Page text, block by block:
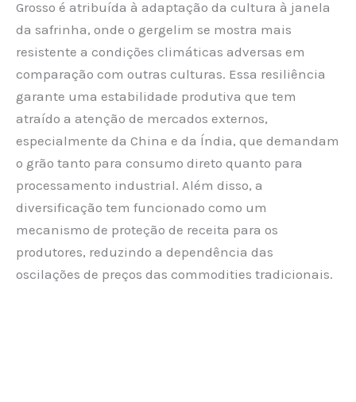
Grosso é atribuída à adaptação da cultura à janela
da safrinha, onde o gergelim se mostra mais
resistente a condições climáticas adversas em
comparação com outras culturas. Essa resiliência
garante uma estabilidade produtiva que tem
atraído a atenção de mercados externos,
especialmente da China e da Índia, que demandam
o grão tanto para consumo direto quanto para
processamento industrial. Além disso, a
diversificação tem funcionado como um
mecanismo de proteção de receita para os
produtores, reduzindo a dependência das
oscilações de preços das commodities tradicionais.